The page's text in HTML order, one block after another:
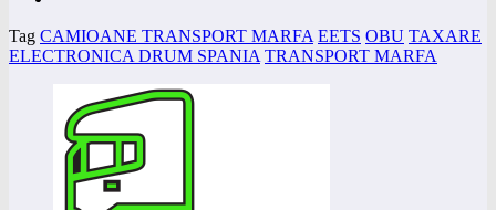
Tag CAMIOANE TRANSPORT MARFA EETS OBU TAXARE
ELECTRONICA DRUM SPANIA TRANSPORT MARFA